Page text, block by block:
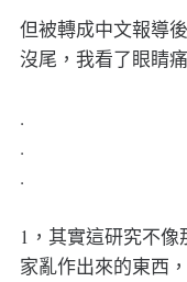
但被轉成中文報導
沒尾，我看了眼睛
.
.
.
1，其實這研究不
家亂作出來的東西